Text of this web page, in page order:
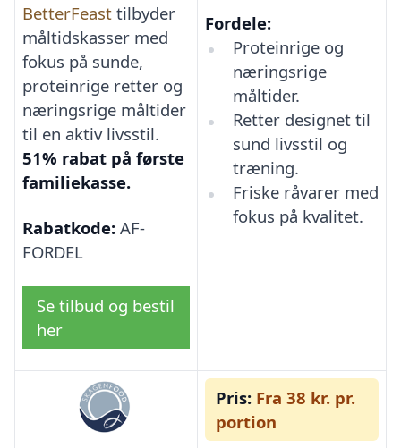
BetterFeast tilbyder
måltidskasser med
fokus på sunde,
proteinrige retter og
næringsrige måltider
til en aktiv livsstil.
51% rabat på første
familiekasse.
Rabatkode: AF-
FORDEL
Se tilbud og bestil
her
Fordele:
Proteinrige og
næringsrige
måltider.
Retter designet til
sund livsstil og
træning.
Friske råvarer med
fokus på kvalitet.
Pris: Fra 38 kr. pr.
portion